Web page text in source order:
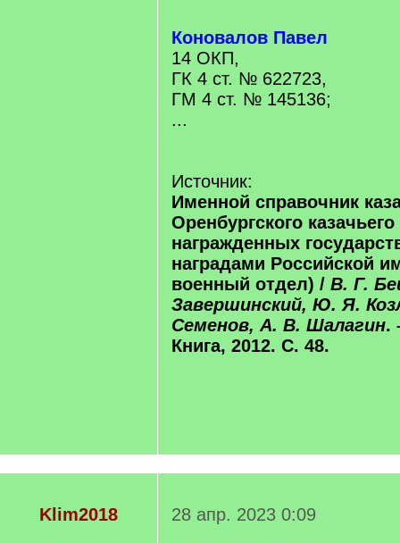
Коновалов Павел
14 ОКП,
ГК 4 ст. № 622723,
ГМ 4 ст. № 145136;
...
Источник:
Именной справочник
Оренбургского
награжденных
наградами Российской
военный отдел) / В. Г.
Завершинский, Ю. Я.
Семенов, А. В. Шалагин.
Книга, 2012. С. 48.
Klim2018
28 апр. 2023 0:09